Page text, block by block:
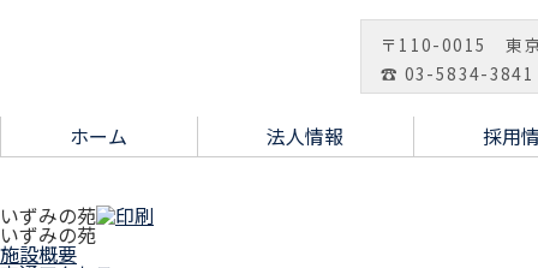
〒110-0015 東
☎ 03-5834-3841
ホーム 法人情報 採用
いずみの苑
いずみの苑
施設概要